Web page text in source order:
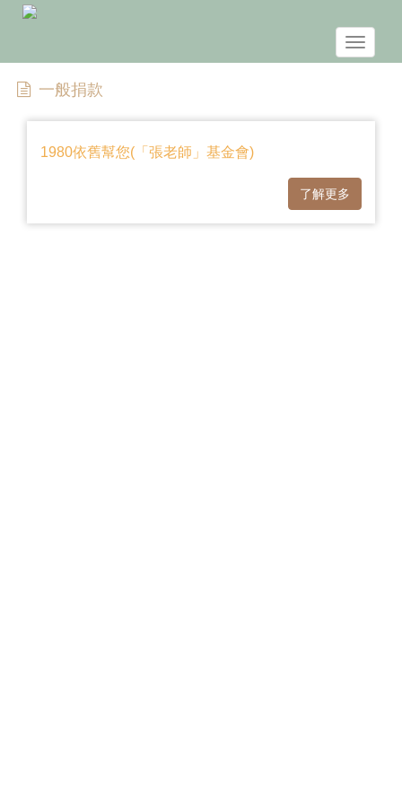
Toggle
一般捐款
1980依舊幫您(「張老師」基金會)
了解更多